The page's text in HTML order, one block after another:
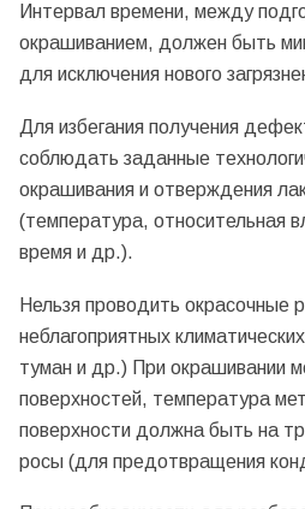
Интервал времени, между
окрашиванием, должен быть
для исключения нового
Для избегания получения
соблюдать заданные
окрашивания и отверждения
(температура, относительная
время и др.).
Нельзя проводить окрасочные
неблагоприятных
туман и др.) При окрашивании
поверхностей, температура
поверхности должна быть на
росы (для предотвращения